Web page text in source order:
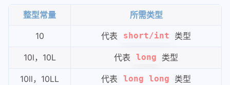
整型常量 所需类型
10 代表 short/int 类型
10l，10L 代表 long 类型
10ll，10LL 代表 long long 类型